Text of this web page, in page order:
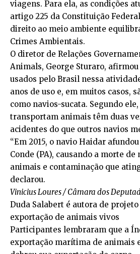
viagens. Para ela, as condições
artigo 225 da Constituição
direito ao meio ambiente
Crimes Ambientais.
O diretor de Relações
Animals, George Sturaro, afirmou
usados pelo Brasil nessa
anos de uso e, em muitos casos,
como navios-sucata. Segundo
transportam animais têm duas
acidentes do que outros navios
“Em 2015, o navio Haidar
Conde (PA), causando a morte de
animais e contaminação que
declarou.
Vinicius Loures / Câmara dos
Duda Salabert é autora de
exportação de animais vivos
Participantes lembraram que a
exportação marítima de animais